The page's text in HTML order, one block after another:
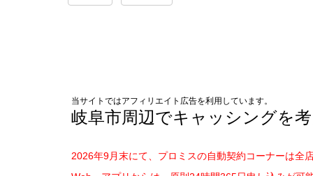
当サイトではアフィリエイト広告を利用しています。
岐阜市周辺でキャッシングを
2026年9月末にて、プロミスの自動契約コーナーは全